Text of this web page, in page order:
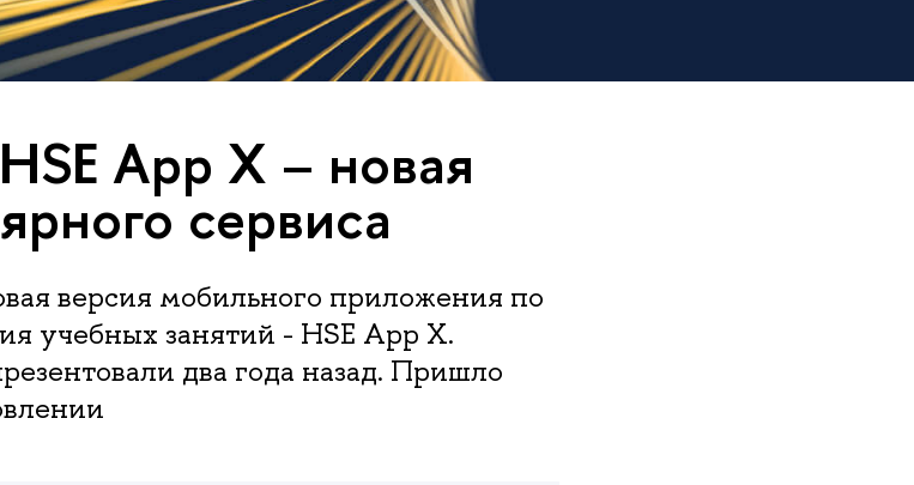
App X – новая
сервиса
версия мобильного приложения по
учебных занятий - HSE App X.
два года назад. Пришло